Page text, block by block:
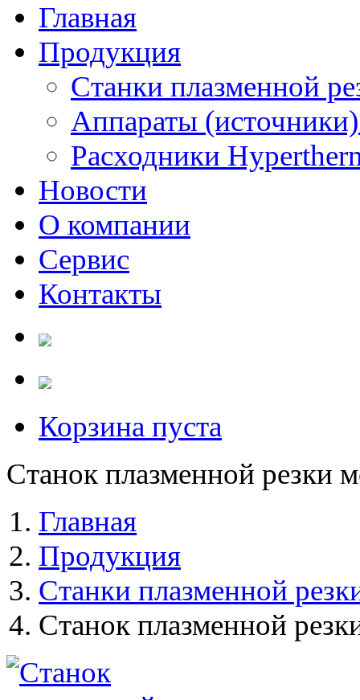
Главная
Продукция
Станки плазменной
Аппараты
Расходники
Новости
О компании
Сервис
Контакты
Корзина пуста
Станок плазменной резки
Главная
Продукция
Станки плазменной
Станок плазменной